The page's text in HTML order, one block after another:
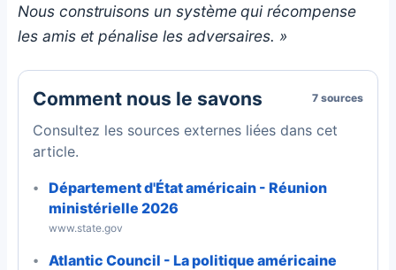
Nous construisons un système qui récompense
les amis et pénalise les adversaires. »
Comment nous le savons 7 sources
Consultez les sources externes liées dans cet
article.
Département d'État américain - Réunion
ministérielle 2026
www.state.gov
Atlantic Council - La politique américaine